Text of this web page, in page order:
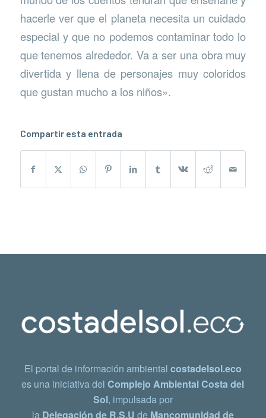
hacerle ver que el planeta necesita un cuidado
especial y que no podemos contaminar todo lo
que tenemos alrededor. Va a ser una obra muy
divertida y llena de personajes muy coloridos
que gustan mucho a los niños».
Compartir esta entrada
El portal de información ambiental costadelsol.eco
es una iniciativa delComplejo Ambiental Costa del
Sol, impulsada por
la Delegación de R.S.U de Mancomunidad de